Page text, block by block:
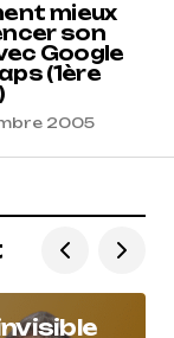
mieux
son
Google
(1ère
2005